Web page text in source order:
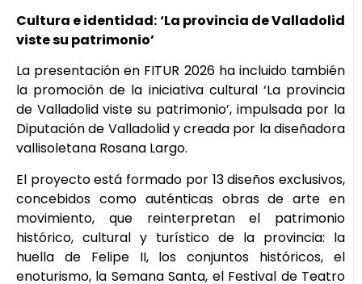
Cultura e identidad: ‘La provincia de Valladolid
viste su patrimonio’
La presentación en FITUR 2026 ha incluido también
la promoción de la iniciativa cultural ‘La provincia
de Valladolid viste su patrimonio’, impulsada por la
Diputación de Valladolid y creada por la diseñadora
vallisoletana Rosana Largo.
El proyecto está formado por 13 diseños exclusivos,
concebidos como auténticas obras de arte en
movimiento, que reinterpretan el patrimonio
histórico, cultural y turístico de la provincia: la
huella de Felipe II, los conjuntos históricos, el
enoturismo, la Semana Santa, el Festival de Teatro